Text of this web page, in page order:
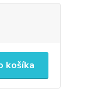
košíka